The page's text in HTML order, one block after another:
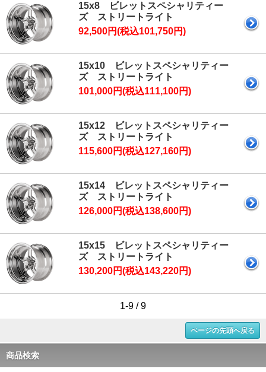
15x8 ビレットスペシャリティー
ズ ストリートライト
92,500円(税込101,750円)
15x10 ビレットスペシャリティー
ズ ストリートライト
101,000円(税込111,100円)
15x12 ビレットスペシャリティー
ズ ストリートライト
115,600円(税込127,160円)
15x14 ビレットスペシャリティー
ズ ストリートライト
126,000円(税込138,600円)
15x15 ビレットスペシャリティー
ズ ストリートライト
130,200円(税込143,220円)
1-9 / 9
ページの先頭へ戻る
商品検索